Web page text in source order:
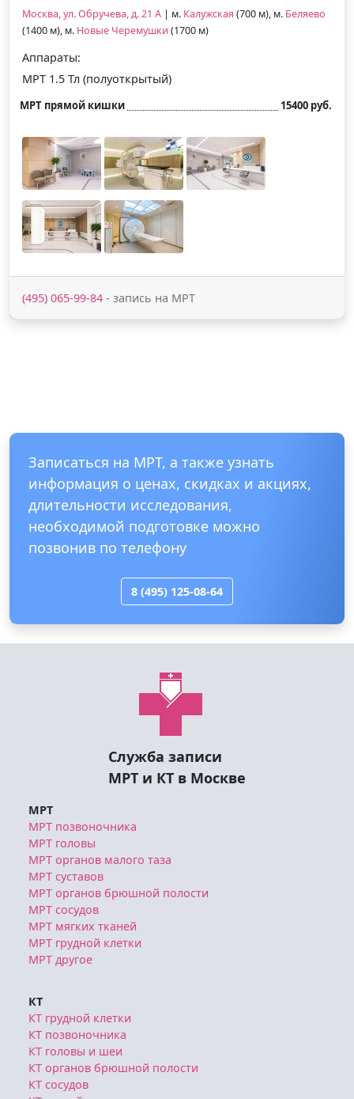
Москва, ул. Обручева, д. 21 А | м. Калужская (700 м), м. Беляево
(1400 м), м. Новые Черемушки (1700 м)
Аппараты:
МРТ 1.5 Тл (полуоткрытый)
МРТ прямой кишки 15400 руб.
(495) 065-99-84 - запись на МРТ
Записаться на МРТ, а также узнать
информация о ценах, скидках и акциях,
длительности исследования,
необходимой подготовке можно
позвонив по телефону
8 (495) 125-08-64
Служба записи
МРТ и КТ в Москве
МРТ
МРТ позвоночника
МРТ головы
МРТ органов малого таза
МРТ суставов
МРТ органов брюшной полости
МРТ сосудов
МРТ мягких тканей
МРТ грудной клетки
МРТ другое
КТ
КТ грудной клетки
КТ позвоночника
КТ головы и шеи
КТ органов брюшной полости
КТ сосудов